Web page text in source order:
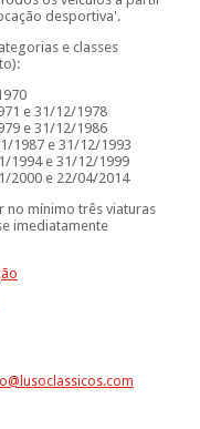
desportiva'.
e classes
e 31/12/1978
e 31/12/1986
1987 e 31/12/1993
1994 e 31/12/1999
2000 e 22/04/2014
no mínimo três viaturas
imediatamente